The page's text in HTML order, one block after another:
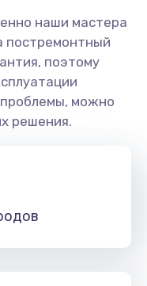
наши мастера
постремонтный
поэтому
можно
решения.